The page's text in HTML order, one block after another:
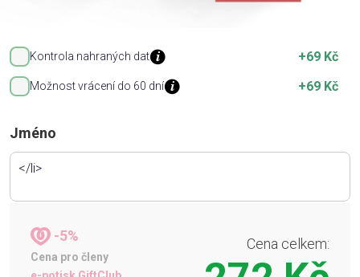
Kontrola nahraných dat +69 Kč
Možnost vrácení do 60 dní +69 Kč
Jméno
-5%
Cena pro členy
Cena celkem: